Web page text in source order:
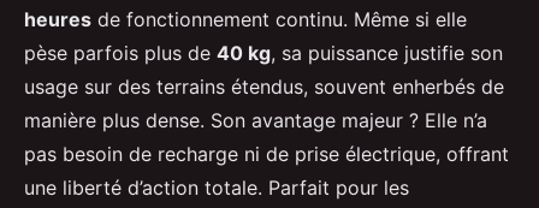
heures de fonctionnement continu. Même si elle
pèse parfois plus de 40 kg, sa puissance justifie son
usage sur des terrains étendus, souvent enherbés de
manière plus dense. Son avantage majeur ? Elle n’a
pas besoin de recharge ni de prise électrique, offrant
une liberté d’action totale. Parfait pour les